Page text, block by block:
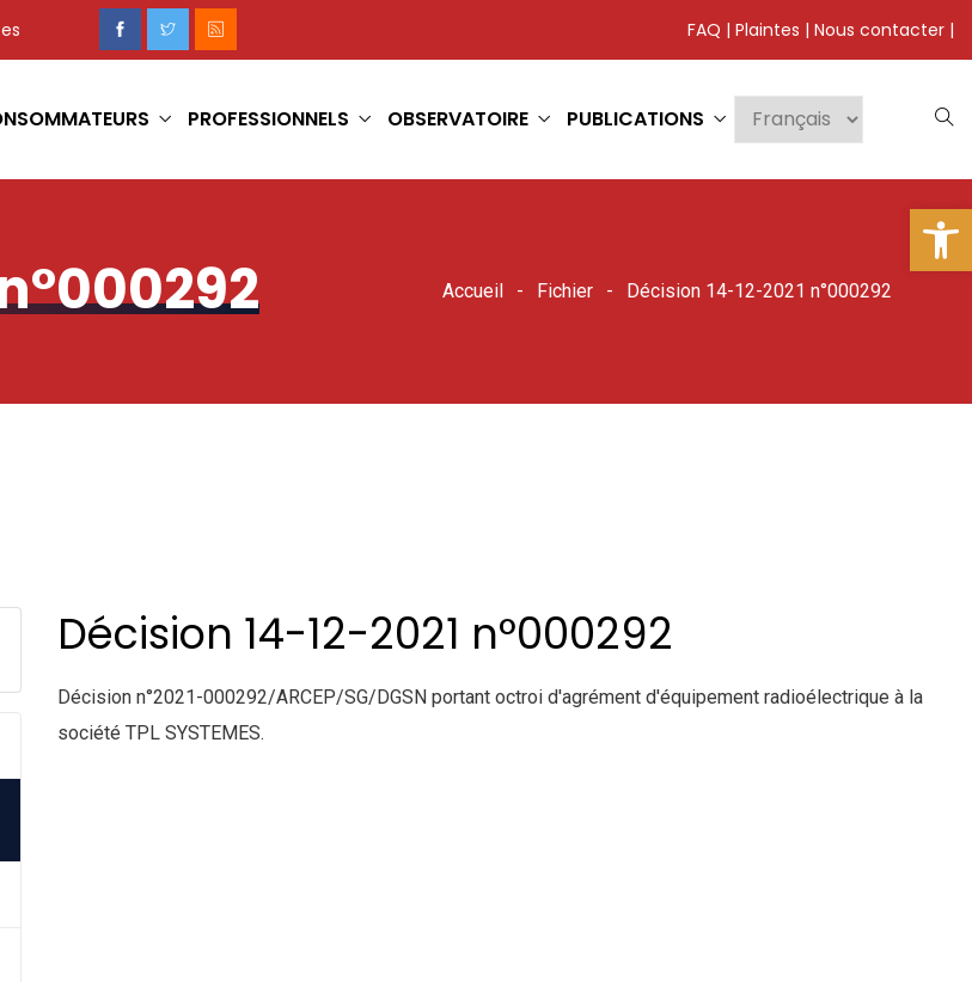
FAQ | Plaintes | Nous contacter |
PROFESSIONNELS OBSERVATOIRE PUBLICATIONS
Accueil Fichier Décision 14-12-2021 n°000292
Décision 14-12-2021 n°000292
Décision n°2021-000292/ARCEP/SG/DGSN portant octroi d'agrément d'équipement radioélectrique à la
société TPL SYSTEMES.